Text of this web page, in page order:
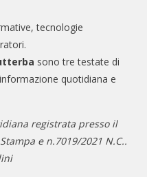
tecnologie
sono tre testate di
quotidiana e
registrata presso il
e n.7019/2021 N.C..